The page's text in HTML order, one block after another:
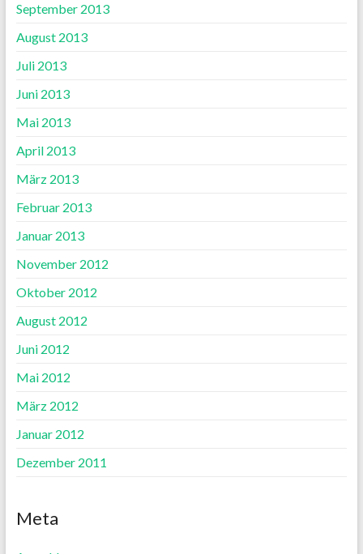
September 2013
August 2013
Juli 2013
Juni 2013
Mai 2013
April 2013
März 2013
Februar 2013
Januar 2013
November 2012
Oktober 2012
August 2012
Juni 2012
Mai 2012
März 2012
Januar 2012
Dezember 2011
Meta